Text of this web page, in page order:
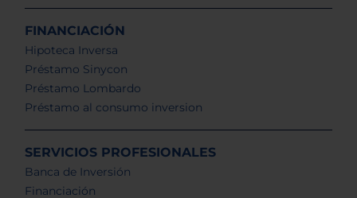
FINANCIACIÓN
Hipoteca Inversa
Préstamo Sinycon
Préstamo Lombardo
Préstamo al consumo inversion
SERVICIOS PROFESIONALES
Banca de Inversión
Financiación